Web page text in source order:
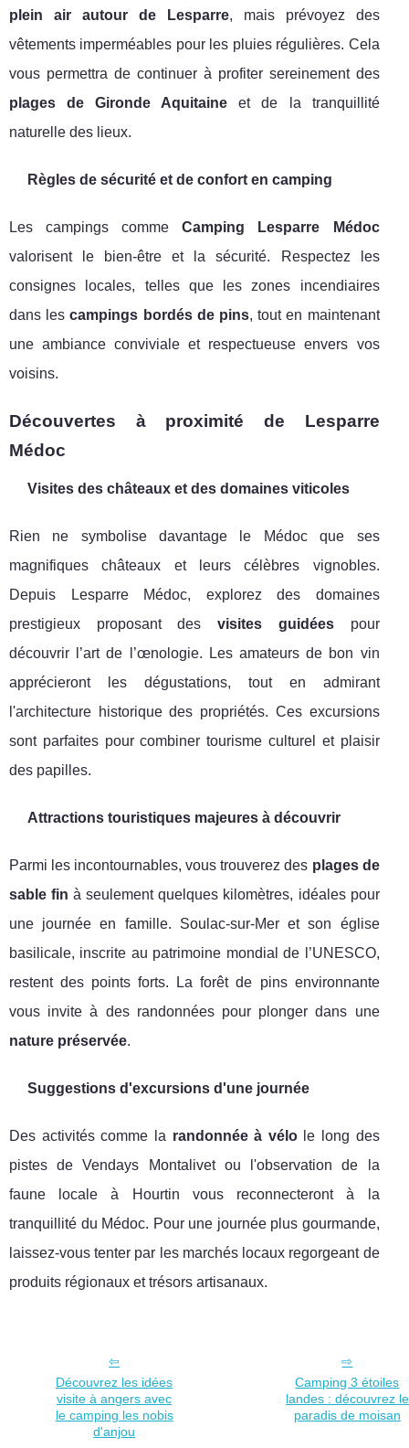
plein air autour de Lesparre, mais prévoyez des
vêtements imperméables pour les pluies régulières. Cela
vous permettra de continuer à profiter sereinement des
plages de Gironde Aquitaine et de la tranquillité
naturelle des lieux.
Règles de sécurité et de confort en camping
Les campings commeCamping Lesparre Médoc
valorisent le bien-être et la sécurité. Respectez les
consignes locales, telles que les zones incendiaires
dans lescampings bordés de pins, tout en maintenant
une ambiance conviviale et respectueuse envers vos
voisins.
Découvertes à proximité de Lesparre
Médoc
Visites des châteaux et des domaines viticoles
Rien ne symbolise davantage le Médoc que ses
magnifiques châteaux et leurs célèbres vignobles.
Depuis Lesparre Médoc, explorez des domaines
prestigieux proposant desvisites guidéespour
découvrir l’art de l’œnologie. Les amateurs de bon vin
apprécieront les dégustations, tout en admirant
l'architecture historique des propriétés. Ces excursions
sont parfaites pour combiner tourisme culturel et plaisir
des papilles.
Attractions touristiques majeures à découvrir
Parmi les incontournables, vous trouverez des plages de
sable fin à seulement quelques kilomètres, idéales pour
une journée en famille. Soulac-sur-Mer et son église
basilicale, inscrite au patrimoine mondial de l’UNESCO,
restent des points forts. La forêt de pins environnante
vous invite à des randonnées pour plonger dans une
nature préservée.
Suggestions d'excursions d'une journée
Des activités comme la randonnée à vélole long des
pistes de Vendays Montalivet ou l'observation de la
faune locale à Hourtin vous reconnecteront à la
tranquillité du Médoc. Pour une journée plus gourmande,
laissez-vous tenter par les marchés locaux regorgeant de
produits régionaux et trésors artisanaux.
Découvrez les idées
visite à angers avec
le camping les nobis
d'anjou
Camping 3 étoiles
landes : découvrez le
paradis de moisan